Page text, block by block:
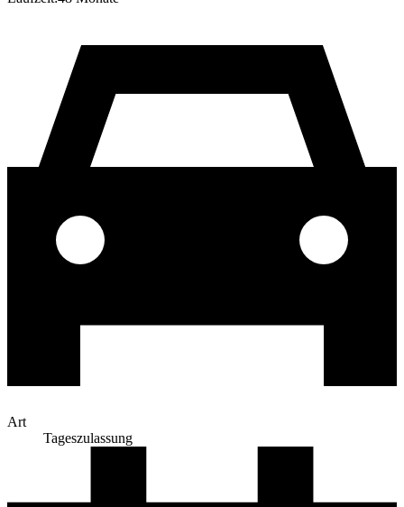
Art
Tageszulassung